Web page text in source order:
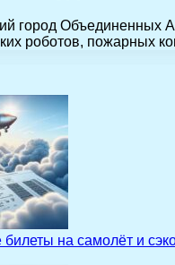
город Объединенных
роботов, пожарных
на самолёт и